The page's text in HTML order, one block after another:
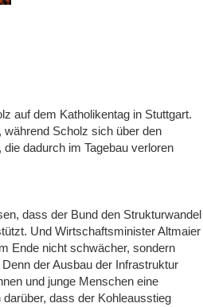
auf dem Katholikentag in Stuttgart.
während Scholz sich über den
dadurch im Tagebau verloren
dass der Bund den Strukturwandel
Und Wirtschaftsminister Altmaier
Ende nicht schwächer, sondern
der Ausbau der Infrastruktur
und junge Menschen eine
dass der Kohleausstieg